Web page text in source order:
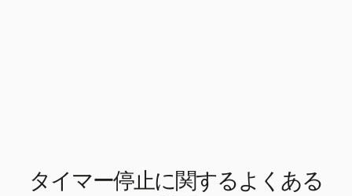
タイマー停止に関するよくある